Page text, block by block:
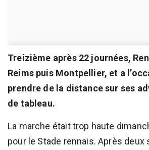
Treizième après 22 journées,
Reims puis Montpellier, et a
prendre de la distance sur ses
de tableau.
La marche était trop haute
pour le Stade rennais. Après deux